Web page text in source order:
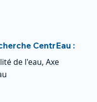
CentrEau :
de l'eau, Axe